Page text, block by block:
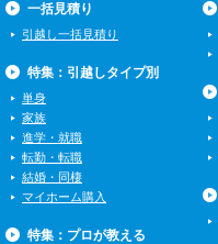
一括見積り
引越し一括見積り
特集：引越しタイプ別
単身
家族
進学・就職
転勤・転職
結婚・同棲
マイホーム購入
特集：プロが教える